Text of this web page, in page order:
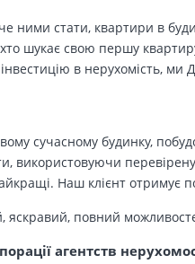
ними стати, квартири в
шукає свою першу
в нерухомість,
сучасному будинку,
використовуючи
Наш клієнт отримує
яскравий, повний
агентств